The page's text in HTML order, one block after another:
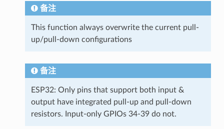
备注
This function always overwrite the current pull-
up/pull-down configurations
备注
ESP32: Only pins that support both input &
output have integrated pull-up and pull-down
resistors. Input-only GPIOs 34-39 do not.